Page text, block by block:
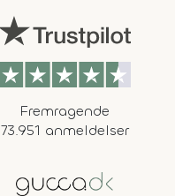
Fremragende
73.951 anmeldelser